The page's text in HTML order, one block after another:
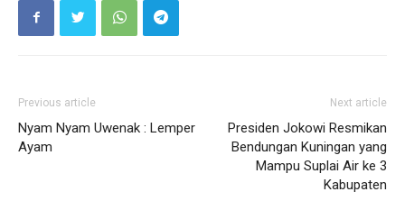
Previous article
Nyam Nyam Uwenak : Lemper
Ayam
Next article
Presiden Jokowi Resmikan
Bendungan Kuningan yang
Mampu Suplai Air ke 3
Kabupaten